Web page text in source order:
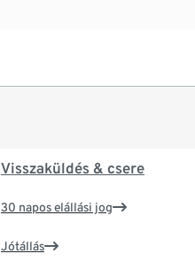
Visszaküldés & csere
30 napos elállási jog
Jótállás